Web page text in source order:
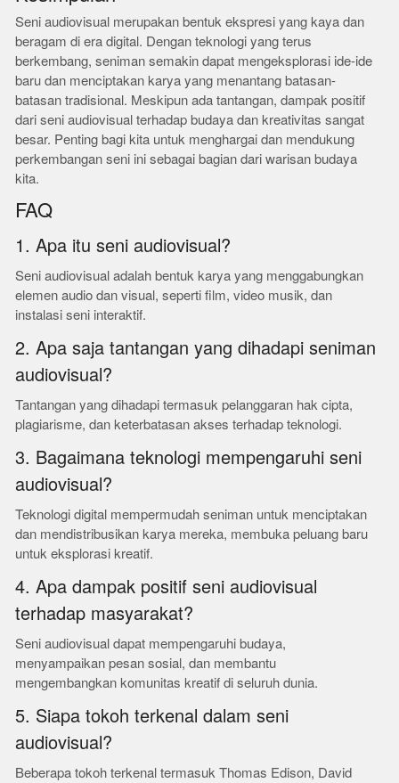
Seni audiovisual merupakan bentuk ekspresi yang kaya dan
beragam di era digital. Dengan teknologi yang terus
berkembang, seniman semakin dapat mengeksplorasi ide-ide
baru dan menciptakan karya yang menantang batasan-
batasan tradisional. Meskipun ada tantangan, dampak positif
dari seni audiovisual terhadap budaya dan kreativitas sangat
besar. Penting bagi kita untuk menghargai dan mendukung
perkembangan seni ini sebagai bagian dari warisan budaya
kita.
FAQ
1. Apa itu seni audiovisual?
Seni audiovisual adalah bentuk karya yang menggabungkan
elemen audio dan visual, seperti film, video musik, dan
instalasi seni interaktif.
2. Apa saja tantangan yang dihadapi seniman
audiovisual?
Tantangan yang dihadapi termasuk pelanggaran hak cipta,
plagiarisme, dan keterbatasan akses terhadap teknologi.
3. Bagaimana teknologi mempengaruhi seni
audiovisual?
Teknologi digital mempermudah seniman untuk menciptakan
dan mendistribusikan karya mereka, membuka peluang baru
untuk eksplorasi kreatif.
4. Apa dampak positif seni audiovisual
terhadap masyarakat?
Seni audiovisual dapat mempengaruhi budaya,
menyampaikan pesan sosial, dan membantu
mengembangkan komunitas kreatif di seluruh dunia.
5. Siapa tokoh terkenal dalam seni
audiovisual?
Beberapa tokoh terkenal termasuk Thomas Edison, David